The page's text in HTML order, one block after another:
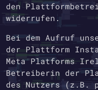
den
widerrufen.
Bei dem Aufruf
der Plattform
Meta Platforms
Betreiberin der
des Nutzers (z.B.